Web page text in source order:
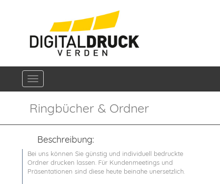
Navigation ein-/ausblenden
Ringbücher & Ordner
Beschreibung:
Bei uns können Sie günstig und individuell bedruckte
Ordner drucken lassen. Für Kundenmeetings und
Präsentationen sind diese heute beinahe unersetzlich.